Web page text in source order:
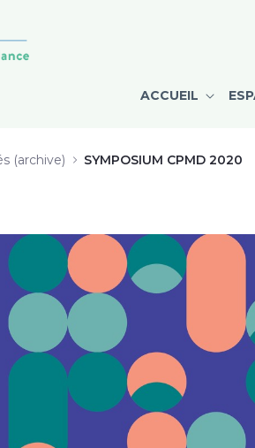
ACCUEIL
(archive) SYMPOSIUM CPMD 2020